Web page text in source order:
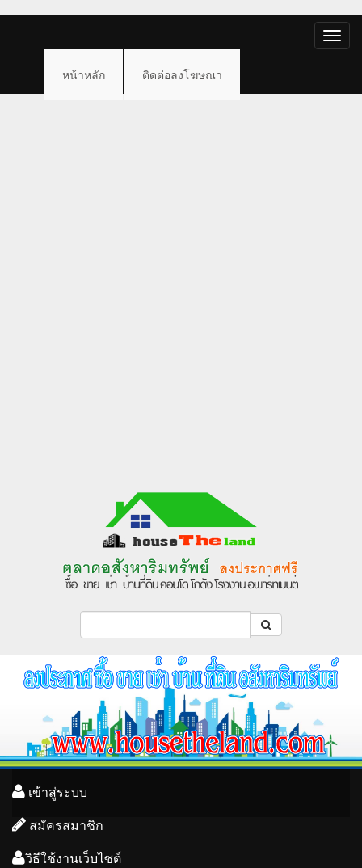
Toggle
หน้าหลัก ติดต่อลงโฆษณา
เข้าสู่ระบบ
สมัครสมาชิก
วิธีใช้งานเว็บไซต์